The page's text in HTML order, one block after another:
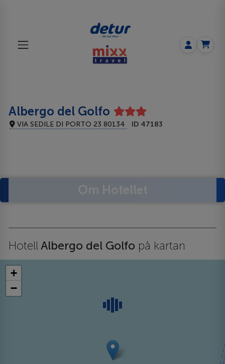
Albergo del Golfo
VIA SEDILE DI PORTO 23 80134 ID 47183
HotellAlbergo del Golfo på kartan
+
−